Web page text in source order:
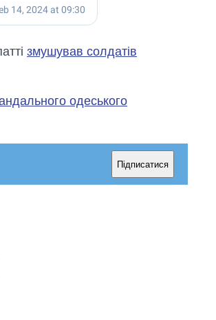
змушував солдатів
одеського
Підписатися